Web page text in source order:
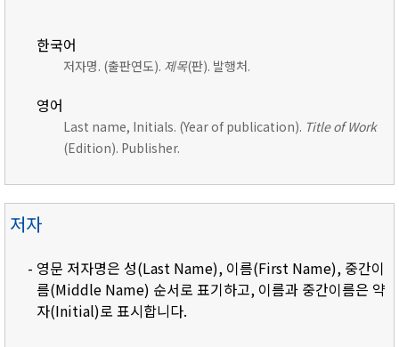
한국어
저자명. (출판연도). 제목(판). 발행처.
영어
Last name, Initials. (Year of publication). Title of Work
(Edition). Publisher.
저자
- 영문 저자명은 성(Last Name), 이름(First Name), 중간이
름(Middle Name) 순서로 표기하고, 이름과 중간이름은 약
자(Initial)로 표시합니다.